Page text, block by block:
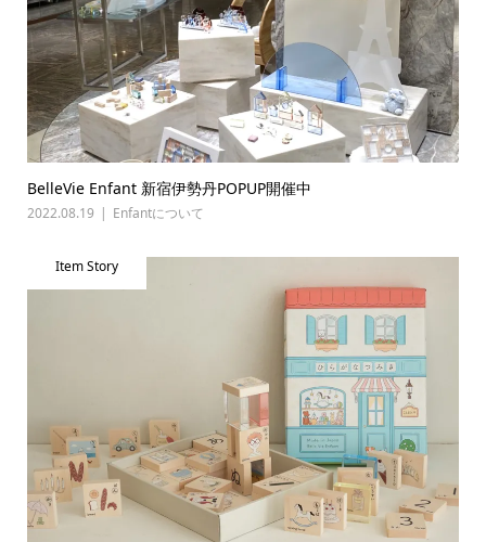
BelleVie Enfant 新宿伊勢丹POPUP開催中
2022.08.19 Enfantについて
Item Story